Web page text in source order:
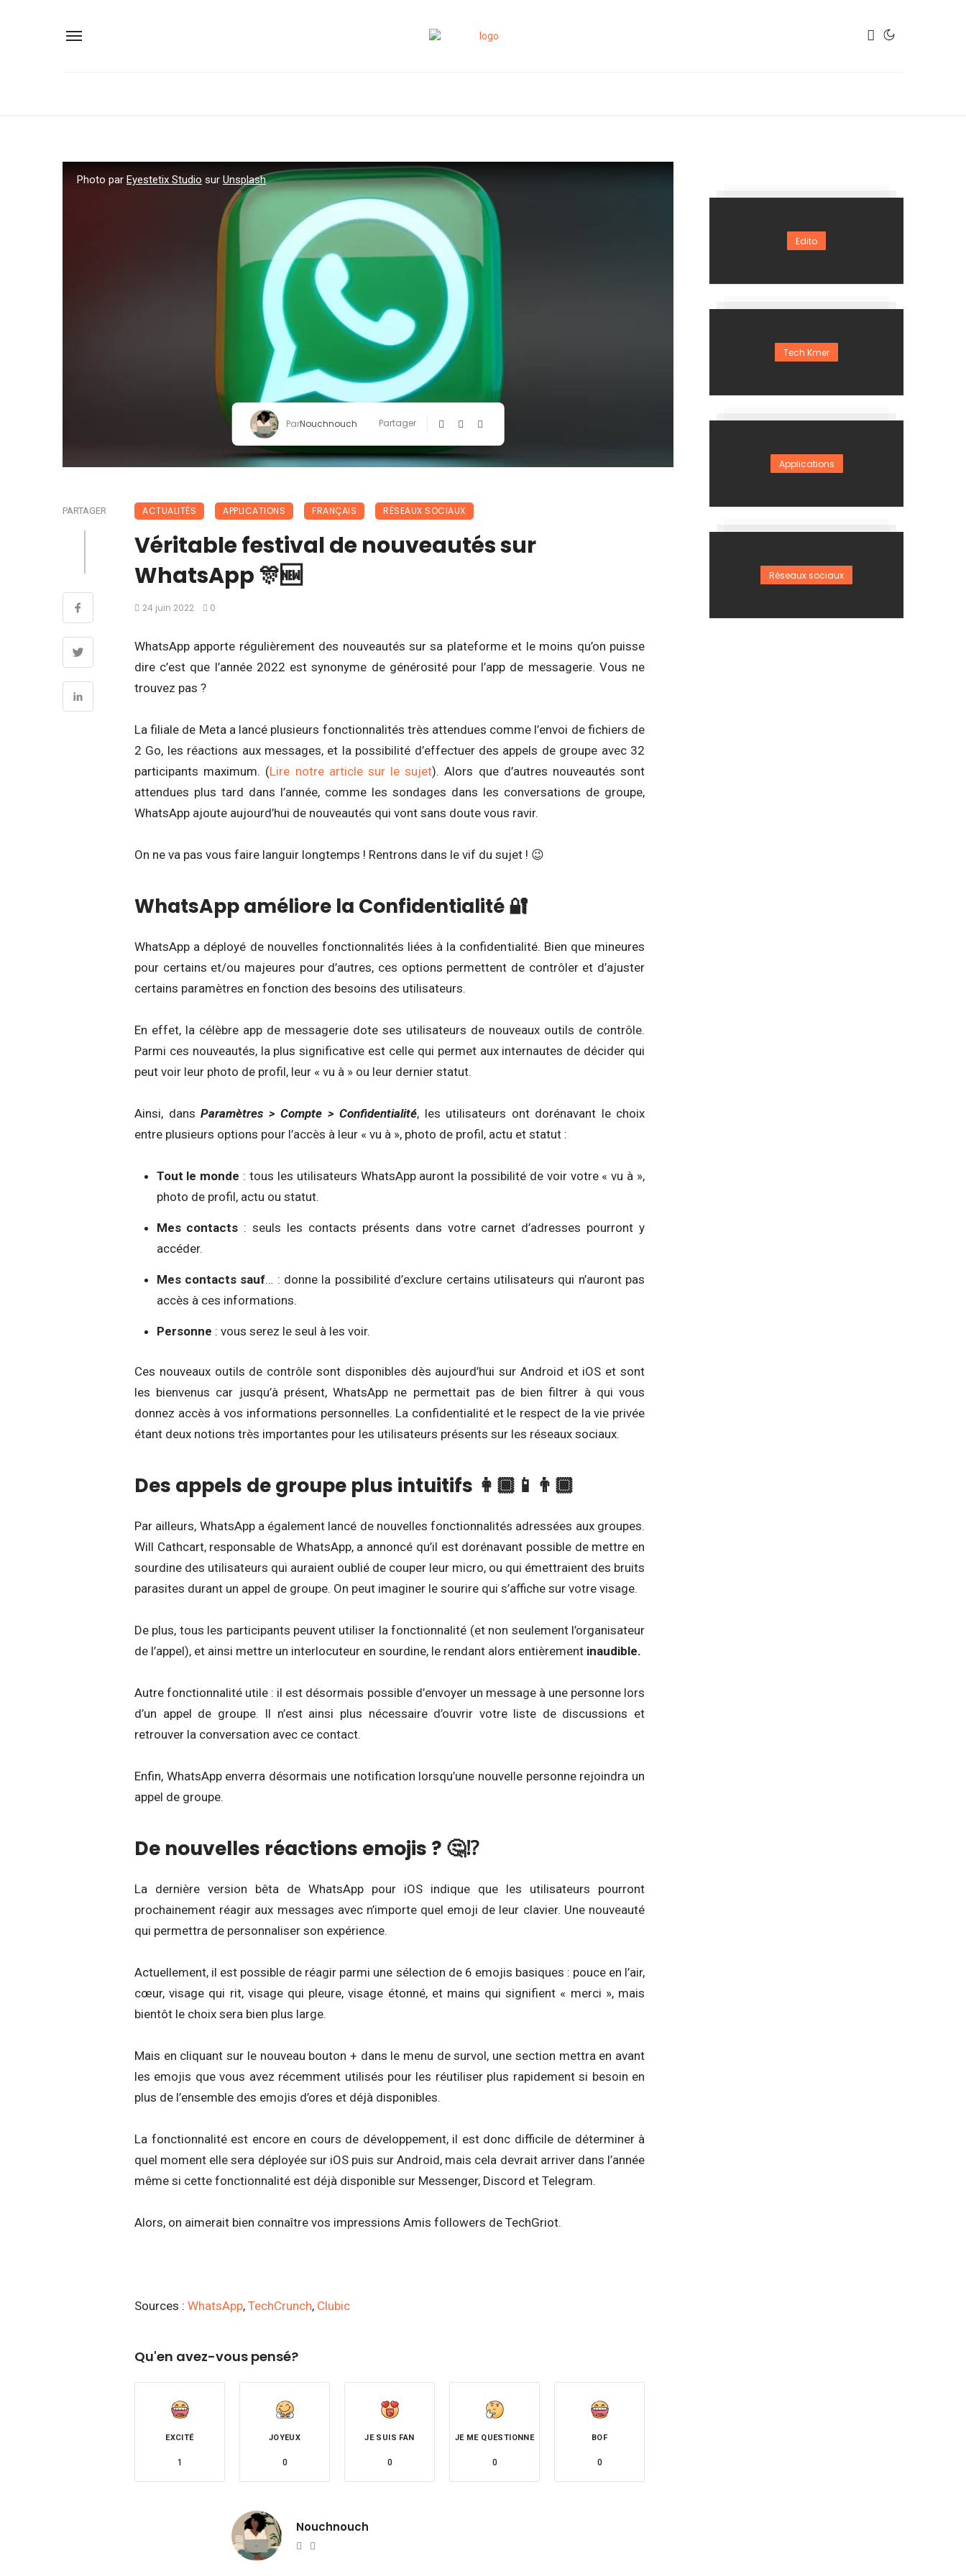
Photo par Eyestetix Studio sur Unsplash
ParNouchnouch Partager
PARTAGER ACTUALITÉS APPLICATIONS FRANÇAIS RÉSEAUX SOCIAUX
Véritable festival de nouveautés sur
WhatsApp 🎊🆕
24 juin 2022 0
WhatsApp apporte régulièrement des nouveautés sur sa plateforme et le moins qu’on puisse
dire c’est que l’année 2022 est synonyme de générosité pour l’app de messagerie. Vous ne
trouvez pas ?
La filiale de Meta a lancé plusieurs fonctionnalités très attendues comme l’envoi de fichiers de
2 Go, les réactions aux messages, et la possibilité d’effectuer des appels de groupe avec 32
participants maximum. (Lire notre article sur le sujet). Alors que d’autres nouveautés sont
attendues plus tard dans l’année, comme les sondages dans les conversations de groupe,
WhatsApp ajoute aujourd’hui de nouveautés qui vont sans doute vous ravir.
On ne va pas vous faire languir longtemps ! Rentrons dans le vif du sujet ! 😉
WhatsApp améliore la Confidentialité 🔐
WhatsApp a déployé de nouvelles fonctionnalités liées à la confidentialité. Bien que mineures
pour certains et/ou majeures pour d’autres, ces options permettent de contrôler et d’ajuster
certains paramètres en fonction des besoins des utilisateurs.
En effet, la célèbre app de messagerie dote ses utilisateurs de nouveaux outils de contrôle.
Parmi ces nouveautés, la plus significative est celle qui permet aux internautes de décider qui
peut voir leur photo de profil, leur « vu à » ou leur dernier statut.
Ainsi, dans Paramètres > Compte > Confidentialité, les utilisateurs ont dorénavant le choix
entre plusieurs options pour l’accès à leur « vu à », photo de profil, actu et statut :
Tout le monde : tous les utilisateurs WhatsApp auront la possibilité de voir votre « vu à »,
photo de profil, actu ou statut.
Mes contacts : seuls les contacts présents dans votre carnet d’adresses pourront y
accéder.
Mes contacts sauf… : donne la possibilité d’exclure certains utilisateurs qui n’auront pas
accès à ces informations.
Personne : vous serez le seul à les voir.
Ces nouveaux outils de contrôle sont disponibles dès aujourd’hui sur Android et iOS et sont
les bienvenus car jusqu’à présent, WhatsApp ne permettait pas de bien filtrer à qui vous
donnez accès à vos informations personnelles. La confidentialité et le respect de la vie privée
étant deux notions très importantes pour les utilisateurs présents sur les réseaux sociaux.
Des appels de groupe plus intuitifs 👩🏾📱👨🏾
Par ailleurs, WhatsApp a également lancé de nouvelles fonctionnalités adressées aux groupes.
Will Cathcart, responsable de WhatsApp, a annoncé qu’il est dorénavant possible de mettre en
sourdine des utilisateurs qui auraient oublié de couper leur micro, ou qui émettraient des bruits
parasites durant un appel de groupe. On peut imaginer le sourire qui s’affiche sur votre visage.
De plus, tous les participants peuvent utiliser la fonctionnalité (et non seulement l’organisateur
de l’appel), et ainsi mettre un interlocuteur en sourdine, le rendant alors entièrement inaudible.
Autre fonctionnalité utile : il est désormais possible d’envoyer un message à une personne lors
d’un appel de groupe. Il n’est ainsi plus nécessaire d’ouvrir votre liste de discussions et
retrouver la conversation avec ce contact.
Enfin, WhatsApp enverra désormais une notification lorsqu’une nouvelle personne rejoindra un
appel de groupe.
De nouvelles réactions emojis ? 🤔⁉
La dernière version bêta de WhatsApp pour iOS indique que les utilisateurs pourront
prochainement réagir aux messages avec n’importe quel emoji de leur clavier. Une nouveauté
qui permettra de personnaliser son expérience.
Actuellement, il est possible de réagir parmi une sélection de 6 emojis basiques : pouce en l’air,
cœur, visage qui rit, visage qui pleure, visage étonné, et mains qui signifient « merci », mais
bientôt le choix sera bien plus large.
Mais en cliquant sur le nouveau bouton + dans le menu de survol, une section mettra en avant
les emojis que vous avez récemment utilisés pour les réutiliser plus rapidement si besoin en
plus de l’ensemble des emojis d’ores et déjà disponibles.
La fonctionnalité est encore en cours de développement, il est donc difficile de déterminer à
quel moment elle sera déployée sur iOS puis sur Android, mais cela devrait arriver dans l’année
même si cette fonctionnalité est déjà disponible sur Messenger, Discord et Telegram.
Alors, on aimerait bien connaître vos impressions Amis followers de TechGriot.
Sources : WhatsApp, TechCrunch, Clubic
Qu'en avez-vous pensé?
EXCITÉ
1
JOYEUX
0
JE SUIS FAN
0
JE ME QUESTIONNE
0
BOF
0
Nouchnouch
Website
Edito
Tech Kmer
Applications
Réseaux sociaux